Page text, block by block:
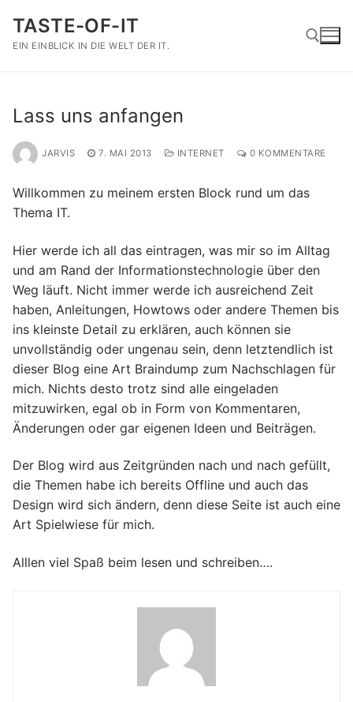
Inhalt
springen
TASTE-OF-IT
EIN EINBLICK IN DIE WELT DER IT.
Lass uns anfangen
JARVIS 7. MAI 2013 INTERNET 0 KOMMENTARE
Willkommen zu meinem ersten Block rund um das
Thema IT.
Hier werde ich all das eintragen, was mir so im Alltag
und am Rand der Informationstechnologie über den
Weg läuft. Nicht immer werde ich ausreichend Zeit
haben, Anleitungen, Howtows oder andere Themen bis
ins kleinste Detail zu erklären, auch können sie
unvollständig oder ungenau sein, denn letztendlich ist
dieser Blog eine Art Braindump zum Nachschlagen für
mich. Nichts desto trotz sind alle eingeladen
mitzuwirken, egal ob in Form von Kommentaren,
Änderungen oder gar eigenen Ideen und Beiträgen.
Der Blog wird aus Zeitgründen nach und nach gefüllt,
die Themen habe ich bereits Offline und auch das
Design wird sich ändern, denn diese Seite ist auch eine
Art Spielwiese für mich.
Alllen viel Spaß beim lesen und schreiben….